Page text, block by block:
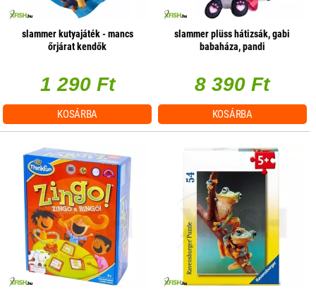
slammer kutyajáték - mancs
őrjárat kendők
1 290 Ft
KOSÁRBA
slammer plüss hátizsák, gabi
babaháza, pandi
8 390 Ft
KOSÁRBA